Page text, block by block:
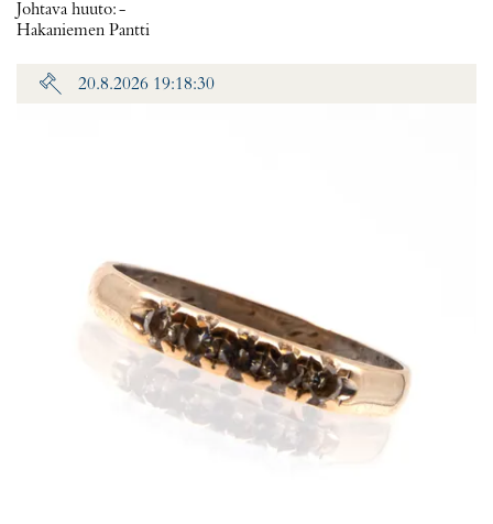
Johtava huuto:-
Hakaniemen Pantti
20.8.2026 19:18:30